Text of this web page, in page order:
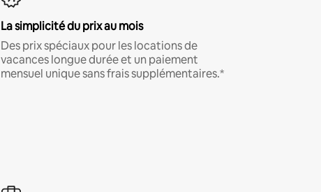
La simplicité du prix au mois
Des prix spéciaux pour les locations de
vacances longue durée et un paiement
mensuel unique sans frais supplémentaires.*